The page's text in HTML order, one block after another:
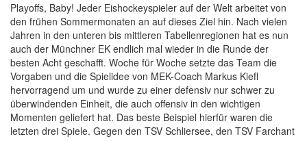
Playoffs, Baby! Jeder Eishockeyspieler auf der Welt arbeitet von
den frühen Sommermonaten an auf dieses Ziel hin. Nach vielen
Jahren in den unteren bis mittleren Tabellenregionen hat es nun
auch der Münchner EK endlich mal wieder in die Runde der
besten Acht geschafft. Woche für Woche setzte das Team die
Vorgaben und die Spielidee von MEK-Coach Markus Kiefl
hervorragend um und wurde zu einer defensiv nur schwer zu
überwindenden Einheit, die auch offensiv in den wichtigen
Momenten geliefert hat. Das beste Beispiel hierfür waren die
letzten drei Spiele. Gegen den TSV Schliersee, den TSV Farchant